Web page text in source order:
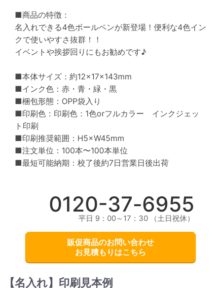
■商品の特徴：
名入れできる4色ボールペンが新登場！便利な4色イン
クで使いやすさ抜群！！
イベントや挨拶回りにもお勧めです♪
■本体サイズ：約12×17×143mm
■インク色：赤・青・緑・黒
■梱包形態：OPP袋入り
■印刷色：印刷色：1色orフルカラー インクジェッ
ト印刷
■印刷推奨範囲：H5×W45mm
■注文単位：100本〜100本単位
■最短可能納期：校了後約7日営業日後出荷
0120-37-6955
平日 9：00～17：30 （土日祝休）
販促商品のお問い合わせ
お見積もりはこちら
【名入れ】印刷見本例